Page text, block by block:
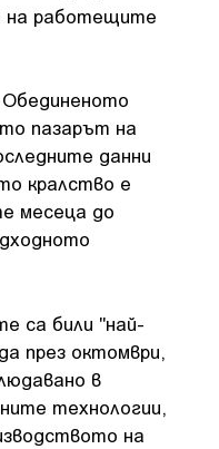
на работещите
пазарът на
данни
кралство е
месеца до
са били "най-
през октомври,
в
технологии,
на